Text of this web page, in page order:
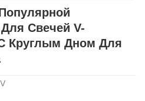
Свечей V-
Круглым Дном Для